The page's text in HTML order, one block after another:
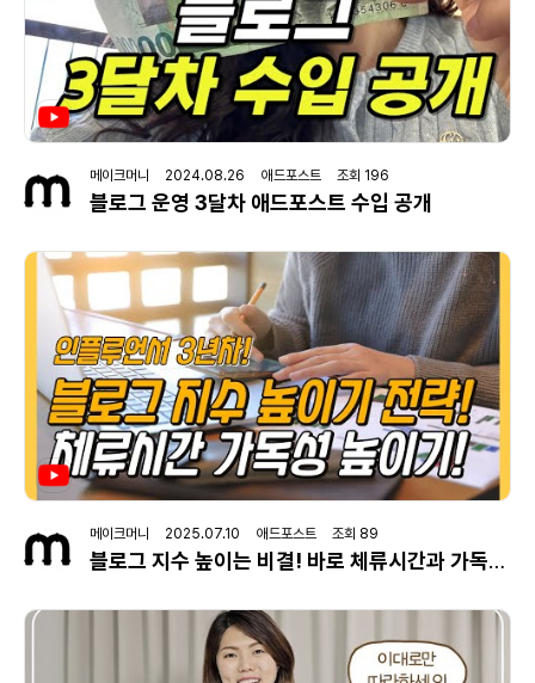
메이크머니 2024.08.26 애드포스트 조회 196
블로그 운영 3달차 애드포스트 수입 공개
메이크머니 2025.07.10 애드포스트 조회 89
블로그 지수 높이는 비결! 바로 체류시간과 가독성을 높이면 됩니다!